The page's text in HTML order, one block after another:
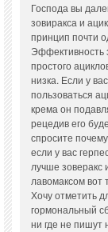
Господа вы
зовиракса и
принцип почти
Эффективность
простого
низка. Если у
пользоваться
крема он
рецедив его
спросите
если у вас
лучше зоверакс
лавомаксом вот
Хочу отметить
гормональный
ни где не пишут